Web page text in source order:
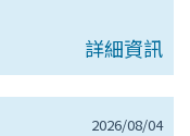
詳細資訊
2026/08/04